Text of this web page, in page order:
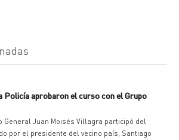
Policía aprobaron el curso con el Grupo
General Juan Moisés Villagra participó del
por el presidente del vecino país, Santiago